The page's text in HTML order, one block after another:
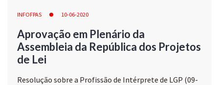
INFOFPAS 10-06-2020
Aprovação em Plenário da
Assembleia da República dos Projetos
de Lei
Resolução sobre a Profissão de Intérprete de LGP (09-